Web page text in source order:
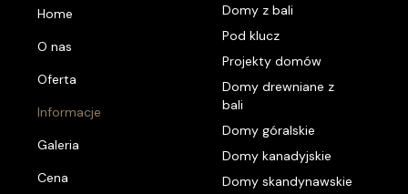
Home
O nas
Oferta
Informacje
Galeria
Cena
Domy z bali
Pod klucz
Projekty domów
Domy drewniane z
bali
Domy góralskie
Domy kanadyjskie
Domy skandynawskie